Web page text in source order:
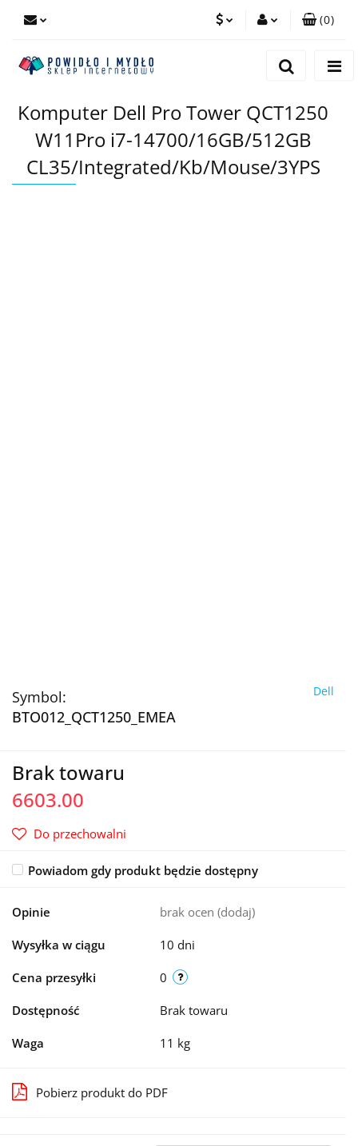
Dodaj zgłoszenie
(0)
Komputer Dell Pro Tower QCT1250
W11Pro i7-14700/16GB/512GB
CL35/Integrated/Kb/Mouse/3YPS
Symbol:
BTO012_QCT1250_EMEA
Dell
Brak towaru
6603.00
Do przechowalni
Powiadom gdy produkt będzie dostępny
Opinie brak ocen (dodaj)
Wysyłka w ciągu 10 dni
Cena przesyłki 0
Dostępność Brak towaru
Waga 11 kg
Pobierz produkt do PDF